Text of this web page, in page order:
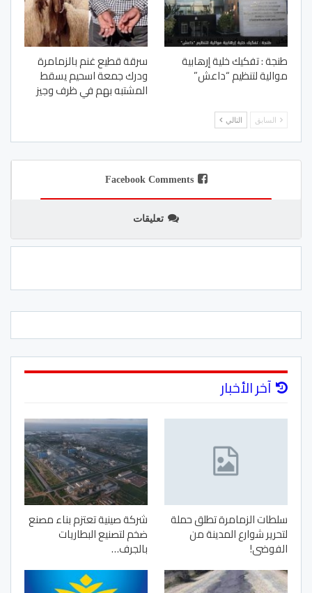
طنجة : تفكيك خلية إرهابية
موالية لتنظيم “داعش”
سرقة قطيع غنم بالزمامرة
ودرك جمعة اسحيم يسقط
المشتبه بهم في ظرف وجيز
السابق التالي
Facebook Comments
تعليقات
آخر الأخبار
سلطات الزمامرة تطلق حملة
لتحرير شوارع المدينة من
الفوضى!
شركة صينية تعتزم بناء مصنع
ضخم لتصنيع البطاريات
بالجرف…